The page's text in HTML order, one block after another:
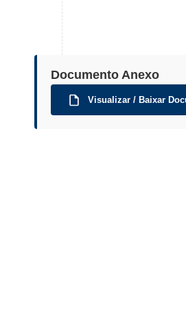
Documento Anexo
Visualizar / Baixar